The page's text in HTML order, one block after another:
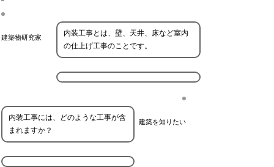
建築物研究家
内装工事とは、壁、天井、床など室内
の仕上げ工事のことです。
建築を知りたい
内装工事には、どのような工事が含
まれますか？